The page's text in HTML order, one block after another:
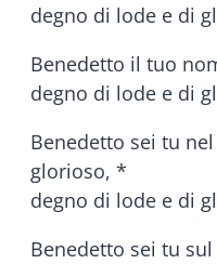
degno di lode e di
Benedetto il tuo
degno di lode e di
Benedetto sei tu
glorioso, *
degno di lode e di
Benedetto sei tu